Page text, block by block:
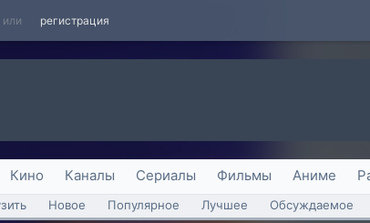
или регистрация
Кино Каналы Сериалы Фильмы Аниме
Новое Популярное Лучшее Обсуждаемое